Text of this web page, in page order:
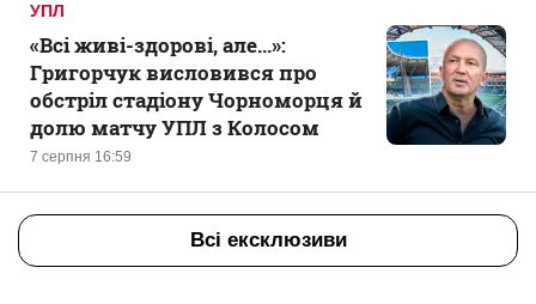
УПЛ
7 серпня 16:59
«Всі живі-здорові, але...»:
Григорчук висловився про
обстріл стадіону Чорноморця й
долю матчу УПЛ з Колосом
Всі ексклюзиви